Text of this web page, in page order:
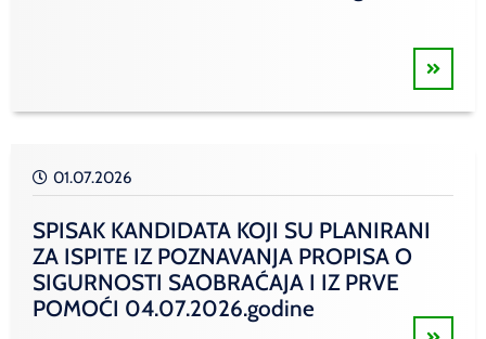
01.07.2026
SPISAK KANDIDATA KOJI SU PLANIRANI
ZA ISPITE IZ POZNAVANJA PROPISA O
SIGURNOSTI SAOBRAĆAJA I IZ PRVE
POMOĆI 04.07.2026.godine